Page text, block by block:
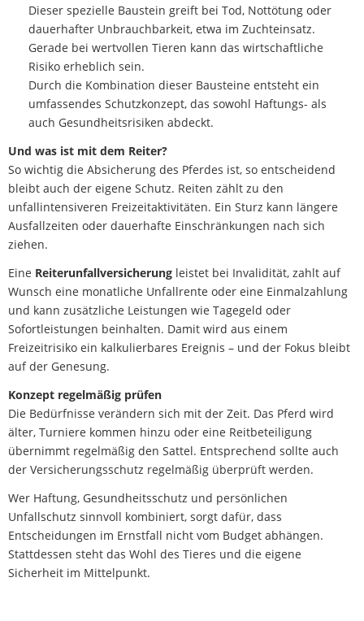
Dieser spezielle Baustein greift bei Tod, Nottötung oder
dauerhafter Unbrauchbarkeit, etwa im Zuchteinsatz.
Gerade bei wertvollen Tieren kann das wirtschaftliche
Risiko erheblich sein.
Durch die Kombination dieser Bausteine entsteht ein
umfassendes Schutzkonzept, das sowohl Haftungs- als
auch Gesundheitsrisiken abdeckt.
Und was ist mit dem Reiter?
So wichtig die Absicherung des Pferdes ist, so entscheidend
bleibt auch der eigene Schutz. Reiten zählt zu den
unfallintensiveren Freizeitaktivitäten. Ein Sturz kann längere
Ausfallzeiten oder dauerhafte Einschränkungen nach sich
ziehen.
Eine Reiterunfallversicherung leistet bei Invalidität, zahlt auf
Wunsch eine monatliche Unfallrente oder eine Einmalzahlung
und kann zusätzliche Leistungen wie Tagegeld oder
Sofortleistungen beinhalten. Damit wird aus einem
Freizeitrisiko ein kalkulierbares Ereignis – und der Fokus bleibt
auf der Genesung.
Konzept regelmäßig prüfen
Die Bedürfnisse verändern sich mit der Zeit. Das Pferd wird
älter, Turniere kommen hinzu oder eine Reitbeteiligung
übernimmt regelmäßig den Sattel. Entsprechend sollte auch
der Versicherungsschutz regelmäßig überprüft werden.
Wer Haftung, Gesundheitsschutz und persönlichen
Unfallschutz sinnvoll kombiniert, sorgt dafür, dass
Entscheidungen im Ernstfall nicht vom Budget abhängen.
Stattdessen steht das Wohl des Tieres und die eigene
Sicherheit im Mittelpunkt.